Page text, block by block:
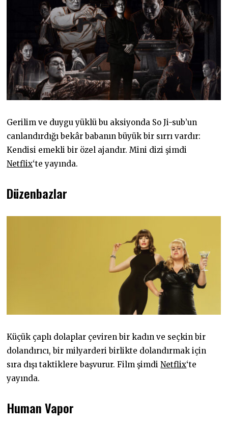
Gerilim ve duygu yüklü bu aksiyonda So Ji-sub’un
canlandırdığı bekâr babanın büyük bir sırrı vardır:
Kendisi emekli bir özel ajandır. Mini dizi şimdi
Netflix‘te yayında.
Düzenbazlar
Küçük çaplı dolaplar çeviren bir kadın ve seçkin bir
dolandırıcı, bir milyarderi birlikte dolandırmak için
sıra dışı taktiklere başvurur. Film şimdiNetflix‘te
yayında.
Human Vapor